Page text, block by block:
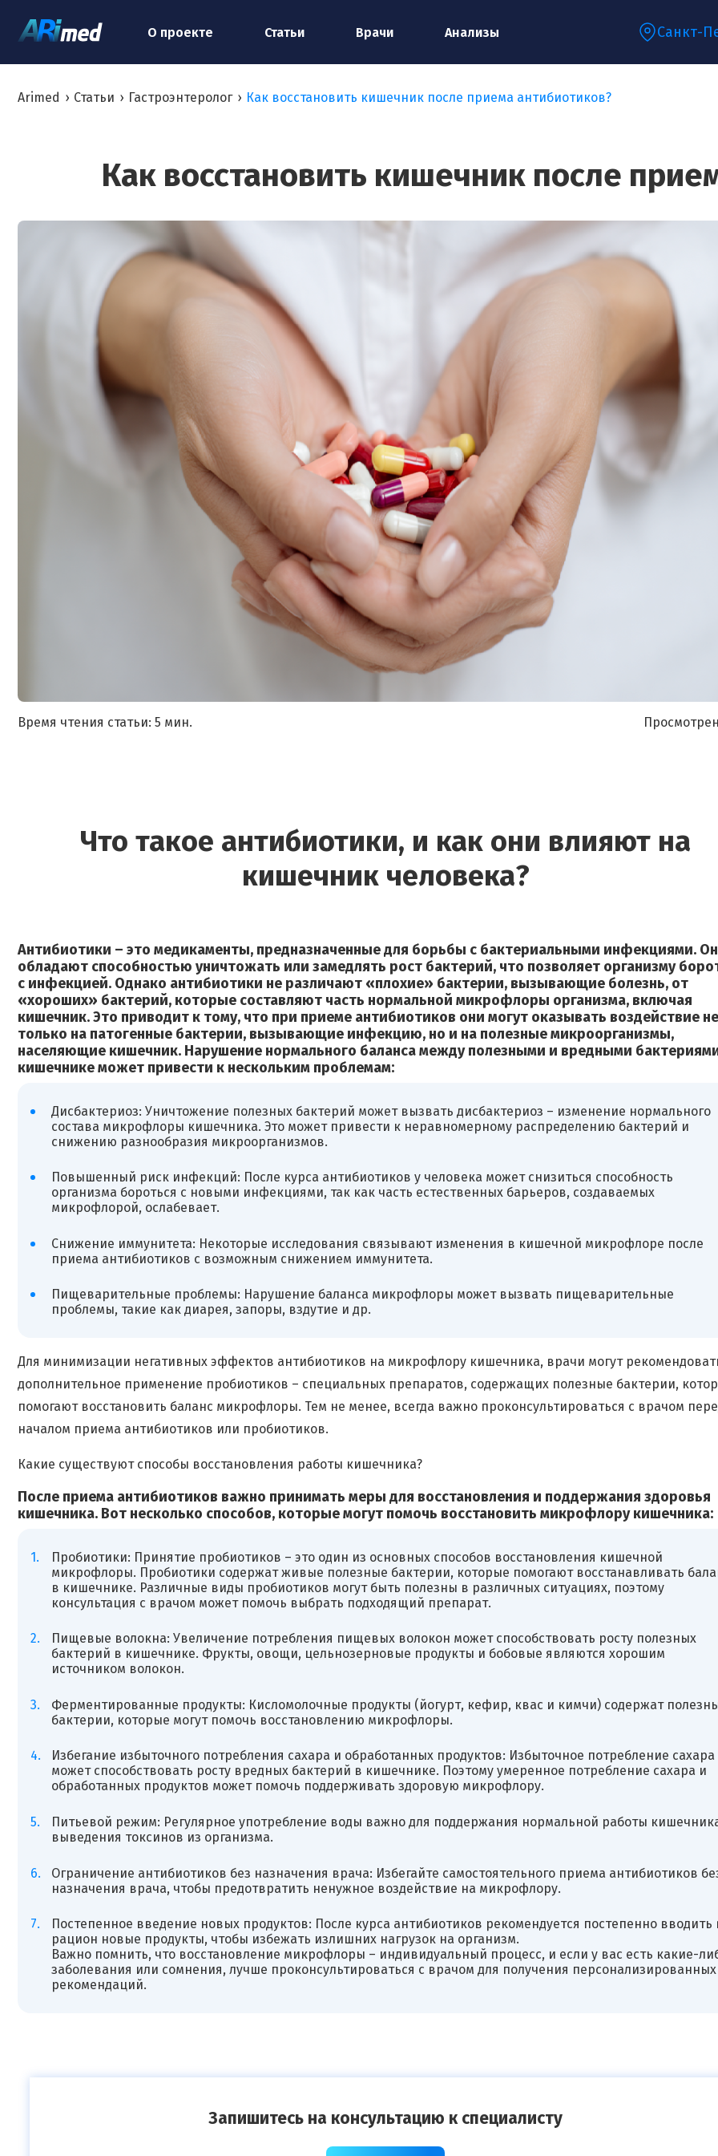
О проекте Статьи Врачи Анализы Санкт-
Arimed › Статьи › Гастроэнтеролог › Как восстановить кишечник после приема антибиотиков?
Как восстановить кишечник после
Время чтения статьи: 5 мин.
Что такое антибиотики, и как они влияют на
кишечник человека?
Антибиотики – это медикаменты, предназначенные для борьбы с бактериальными инфекциями.
обладают способностью уничтожать или замедлять рост бактерий, что позволяет организму
с инфекцией. Однако антибиотики не различают «плохие» бактерии, вызывающие болезнь, от
«хороших» бактерий, которые составляют часть нормальной микрофлоры организма, включая
кишечник. Это приводит к тому, что при приеме антибиотиков они могут оказывать воздействие не
только на патогенные бактерии, вызывающие инфекцию, но и на полезные микроорганизмы,
населяющие кишечник. Нарушение нормального баланса между полезными и вредными
кишечнике может привести к нескольким проблемам:
Дисбактериоз: Уничтожение полезных бактерий может вызвать дисбактериоз – изменение нормального
состава микрофлоры кишечника. Это может привести к неравномерному распределению бактерий и
снижению разнообразия микроорганизмов.
Повышенный риск инфекций: После курса антибиотиков у человека может снизиться способность
организма бороться с новыми инфекциями, так как часть естественных барьеров, создаваемых
микрофлорой, ослабевает.
Снижение иммунитета: Некоторые исследования связывают изменения в кишечной микрофлоре после
приема антибиотиков с возможным снижением иммунитета.
Пищеварительные проблемы: Нарушение баланса микрофлоры может вызвать пищеварительные
проблемы, такие как диарея, запоры, вздутие и др.
Для минимизации негативных эффектов антибиотиков на микрофлору кишечника, врачи могут
дополнительное применение пробиотиков – специальных препаратов, содержащих полезные бактерии,
помогают восстановить баланс микрофлоры. Тем не менее, всегда важно проконсультироваться с врачом
началом приема антибиотиков или пробиотиков.
Какие существуют способы восстановления работы кишечника?
После приема антибиотиков важно принимать меры для восстановления и поддержания здоровья
кишечника. Вот несколько способов, которые могут помочь восстановить микрофлору кишечника:
Пробиотики: Принятие пробиотиков – это один из основных способов восстановления кишечной
микрофлоры. Пробиотики содержат живые полезные бактерии, которые помогают восстанавливать
в кишечнике. Различные виды пробиотиков могут быть полезны в различных ситуациях, поэтому
консультация с врачом может помочь выбрать подходящий препарат.
Пищевые волокна: Увеличение потребления пищевых волокон может способствовать росту полезных
бактерий в кишечнике. Фрукты, овощи, цельнозерновые продукты и бобовые являются хорошим
источником волокон.
Ферментированные продукты: Кисломолочные продукты (йогурт, кефир, квас и кимчи) содержат
бактерии, которые могут помочь восстановлению микрофлоры.
Избегание избыточного потребления сахара и обработанных продуктов: Избыточное потребление сахара
может способствовать росту вредных бактерий в кишечнике. Поэтому умеренное потребление сахара и
обработанных продуктов может помочь поддерживать здоровую микрофлору.
Питьевой режим: Регулярное употребление воды важно для поддержания нормальной работы
выведения токсинов из организма.
Ограничение антибиотиков без назначения врача: Избегайте самостоятельного приема антибиотиков
назначения врача, чтобы предотвратить ненужное воздействие на микрофлору.
Постепенное введение новых продуктов: После курса антибиотиков рекомендуется постепенно вводить
рацион новые продукты, чтобы избежать излишних нагрузок на организм.
Важно помнить, что восстановление микрофлоры – индивидуальный процесс, и если у вас есть какие-
заболевания или сомнения, лучше проконсультироваться с врачом для получения персонализированных
рекомендаций.
Запишитесь на консультацию к специалисту
Я согласен на обработку моих персональных данных